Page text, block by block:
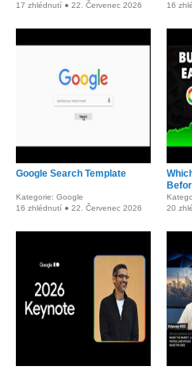
17 zhlédnutí ● 22. Červenec 2026
16
Google Search Template
Kategorie: Google
16 zhlédnutí ● 22. Červenec 2026
20